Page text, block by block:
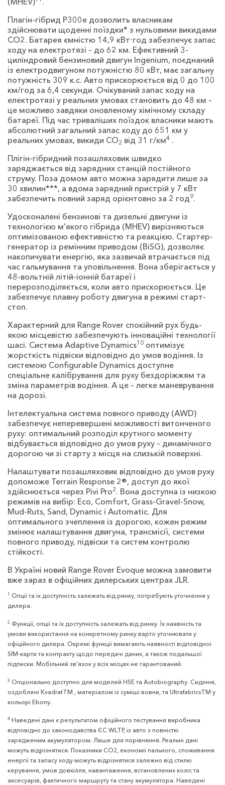
Плагін-гібрид P300e дозволить власникам
здійснювати щоденні поїздки* з нульовими викидами
CO2. Батарея ємністю 14,9 кВт⋅год забезпечує запас
ходу на електротязі – до 62 км. Ефективний 3-
циліндровий бензиновий двигун Ingenium, поєднаний
із електродвигуном потужністю 80 кВт, має загальну
потужність 309 к.с. Авто прискорюється від 0 до 100
км/год за 6,4 секунди. Очікуваний запас ходу на
електротязі у реальних умовах становить до 48 км –
це можливо завдяки оновленому хімічному складу
батареї. Під час триваліших поїздок власники мають
абсолютний загальний запас ходу до 651 км у
реальних умовах, викиди CO2 від 31 г/км4 .
Плігін-гібридний позашляховик швидко
заряджається від зарядних станцій постійного
струму. Поза домом авто можна зарядити лише за
30 хвилин***, а вдома зарядний пристрій у 7 кВт
забезпечить повний заряд орієнтовно за 2 год9.
Удосконалені бензинові та дизельні двигуни із
технологією м’якого гібрида (MHEV) вирізняються
оптимізованою ефективністю та реакцією. Стартер-
генератор із ремінним приводом (BiSG), дозволяє
накопичувати енергію, яка зазвичай втрачається під
час гальмування та уповільнення. Вона зберігається у
48-вольтній літій-іонній батареї і
перерозподіляється, коли авто прискорюється. Це
забезпечує плавну роботу двигуна в режимі старт-
стоп.
Характерний для Range Rover спокійний рух будь-
якою місцевістю забезпечують інноваційні технології
шасі. Система Adaptive Dynamics10 оптимізує
жорсткість підвіски відповідно до умов водіння. Із
системою Configurable Dynamics доступне
спеціальне калібрування для руху бездоріжжям та
зміна параметрів водіння. А це – легке маневрування
на дорозі.
Інтелектуальна система повного приводу (AWD)
забезпечує неперевершені можливості витонченого
руху: оптимальний розподіл крутного моменту
відбувається відповідно до умов руху – динамічного
дорогою чи зі старту з місця на слизькій поверхні.
Налаштувати позашляховик відповідно до умов руху
допоможе Terrain Response 2®, доступ до якої
здійснюється через Pivi Pro2. Вона доступна із низкою
режимів на вибір: Eco, Comfort, Grass-Gravel-Snow,
Mud-Ruts, Sand, Dynamic і Automatic. Для
оптимального зчеплення із дорогою, кожен режим
змінює налаштування двигуна, трансмісії, системи
повного приводу, підвіски та систем контролю
стійкості.
В Україні новий Range Rover Evoque можна замовити
вже зараз в офіційних дилерських центрах JLR.
1 Опції та їх доступність залежать від ринку, потребують уточнення у
дилера.
2 Функції, опції та їх доступність залежать від ринку. Їх наявність та
умови використання на конкретному ринку варто уточнювати у
офіційного дилера. Окремі функції вимагають наявності відповідної
SIM-карти та контракту щодо передачі даних, а також подальшої
підписки. Мобільний зв’язок у всіх місцях не гарантований.
3 Опціонально доступно для моделей HSE та Autobiography. Сидіння,
оздоблені KvadratTM , матеріалом із суміші вовни, та UltrafabricsTM у
кольорі Ebony.
4 Наведені дані є результатом офіційного тестування виробника
відповідно до законодавства ЄС WLTP, із авто з повністю
зарядженим акумулятором. Лише для порівняння. Реальні дані
можуть відрізнятися. Показники CO2, економії пального, споживання
енергії та запасу ходу можуть відрізнятися залежно від стилю
керування, умов довкілля, навантаження, встановлених коліс та
аксесуарів, фактичного маршруту та стану акумулятора. Наведені